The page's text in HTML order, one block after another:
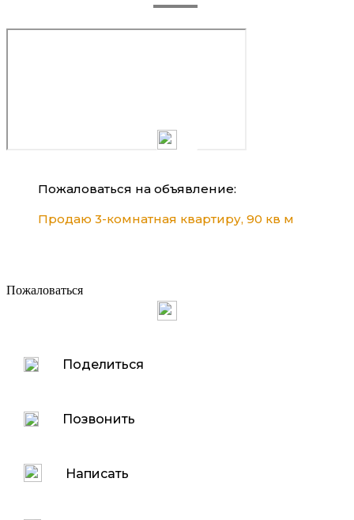
Пожаловаться на объявление:
Продаю 3-комнатная квартиру, 90 кв м
Пожаловаться
Поделиться
Позвонить
Написать